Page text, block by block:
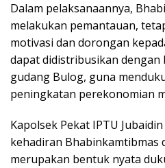
Dalam pelaksanaannya,
melakukan pemantauan,
motivasi dan dorongan
dapat didistribusikan dengan
gudang Bulog, guna
peningkatan perekonomian
Kapolsek Pekat IPTU
kehadiran Bhabinkamtibmas
merupakan bentuk nyata